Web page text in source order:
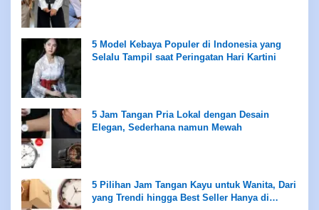
5 Model Kebaya Populer di Indonesia yang
Selalu Tampil saat Peringatan Hari Kartini
5 Jam Tangan Pria Lokal dengan Desain
Elegan, Sederhana namun Mewah
5 Pilihan Jam Tangan Kayu untuk Wanita, Dari
yang Trendi hingga Best Seller Hanya di